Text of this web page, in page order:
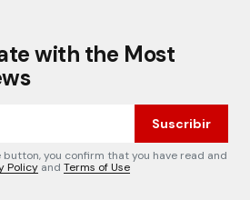
with the Most
Suscribir
you confirm that you have read and
Policy and Terms of Use